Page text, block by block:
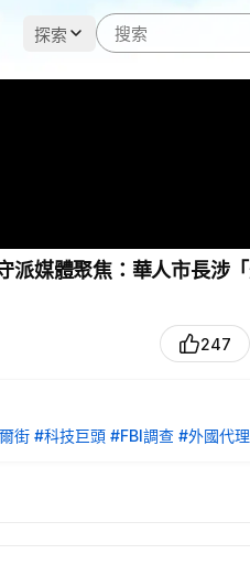
探索
媒體聚焦：華人市長涉
247
街 #科技巨頭 #FBI調查 #外國代